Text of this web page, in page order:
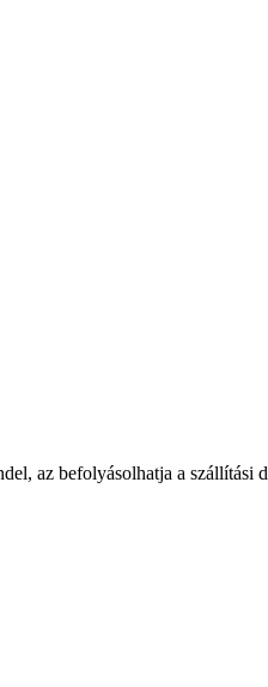
az befolyásolhatja a szállítási